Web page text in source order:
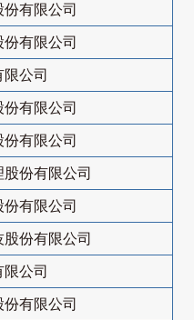
有限公司
有限公司
公司
有限公司
有限公司
份有限公司
有限公司
份有限公司
公司
有限公司